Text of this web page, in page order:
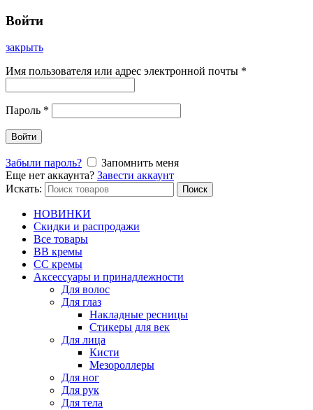
Войти
закрыть
Имя пользователя или адрес электронной почты *
Пароль *
Войти
Забыли пароль?
Запомнить меня
Еще нет аккаунта? Завести аккаунт
Искать:
Поиск
НОВИНКИ
Скидки и распродажи
Все товары
BB кремы
CC кремы
Аксессуары и принадлежности
Для волос
Для глаз
Накладные ресницы
Стикеры для век
Для лица
Кисти
Мезороллеры
Для ног
Для рук
Для тела